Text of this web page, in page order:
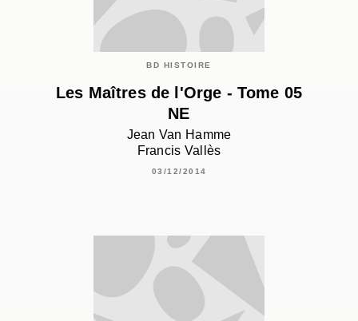
BD HISTOIRE
Les Maîtres de l'Orge - Tome 05
NE
Jean Van Hamme
Francis Vallès
03/12/2014